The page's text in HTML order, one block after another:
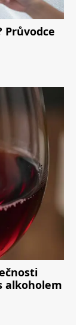
Průvodce
alkoholem